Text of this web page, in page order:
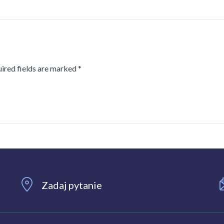
fields are marked *
Zadaj pytanie